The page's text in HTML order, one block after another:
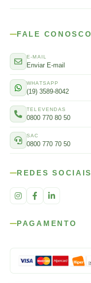
FALE CONOSCO
E-MAIL
Enviar E-mail
WHATSAPP
(19) 3589-8042
TELEVENDAS
0800 770 80 50
SAC
0800 770 70 50
REDES SOCIAIS
PAGAMENTO